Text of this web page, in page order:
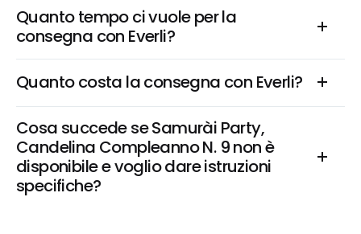
Quanto tempo ci vuole per la
consegna con Everli?
Quanto costa la consegna con Everli?
Cosa succede se Samurài Party,
Candelina Compleanno N. 9 non è
disponibile e voglio dare istruzioni
specifiche?